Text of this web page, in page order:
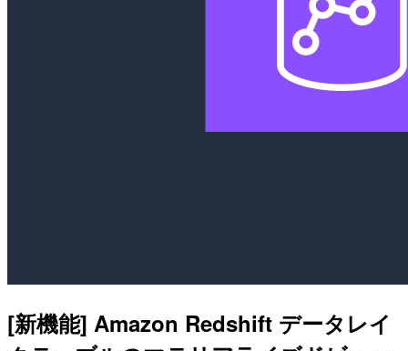
[新機能] Amazon Redshift データレイ